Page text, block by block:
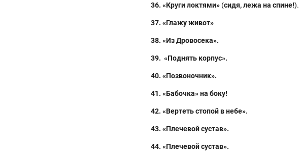
36. «Круги локтями» (сидя, лежа на спине!).
37. «Глажу живот»
38. «Из Дровосека».
39. «Поднять корпус».
40. «Позвоночник».
41. «Бабочка»на боку!
42. «Вертеть стопой в небе».
43. «Плечевой сустав».
44. «Плечевой сустав».